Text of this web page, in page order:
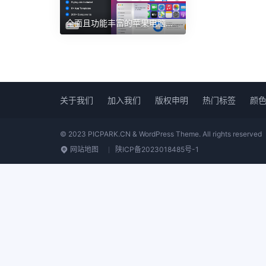
全面且功能丰富的苹果电脑系统macOS Big Sur UI套件figma、sketch源文件
关于我们 加入我们 版权申明 热门标签 颜
© 2023 PICPARK.CN & WordPress Theme. All rights reserved
网站地图
陕ICP备2023018485号-1